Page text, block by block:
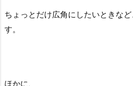
ちょっとだけ広角にしたいときな
す。
ほかに、